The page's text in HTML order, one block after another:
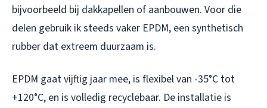
bijvoorbeeld bij dakkapellen of aanbouwen. Voor die
delen gebruik ik steeds vaker EPDM, een synthetisch
rubber dat extreem duurzaam is.
EPDM gaat vijftig jaar mee, is flexibel van -35°C tot
+120°C, en is volledig recyclebaar. De installatie is